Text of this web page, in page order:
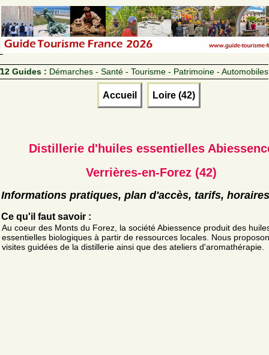
12 Guides : Démarches - Santé - Tourisme - Patrimoine - Automobiles
Accueil Loire (42)
Distillerie d'huiles essentielles
Verrières-en-Forez (42)
Informations pratiques, plan d'accès, tarifs, horaires
Ce qu'il faut savoir :
Au coeur des Monts du Forez, la société Abiessence produit des
essentielles biologiques à partir de ressources locales. Nous
visites guidées de la distillerie ainsi que des ateliers d'aromathérapie.